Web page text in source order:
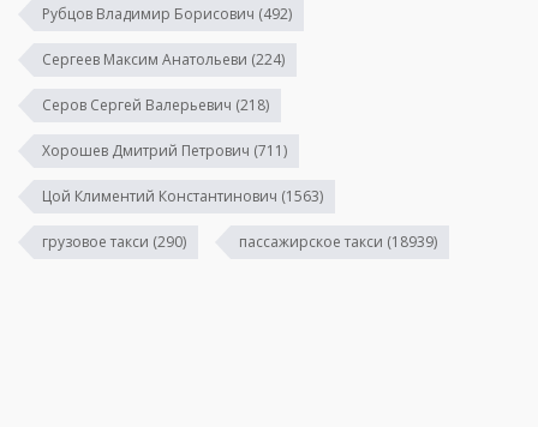
Рубцов Владимир Борисович (492)
Сергеев Максим Анатольеви (224)
Серов Сергей Валерьевич (218)
Хорошев Дмитрий Петрович (711)
Цой Климентий Константинович (1563)
грузовое такси (290) пассажирское такси (18939)